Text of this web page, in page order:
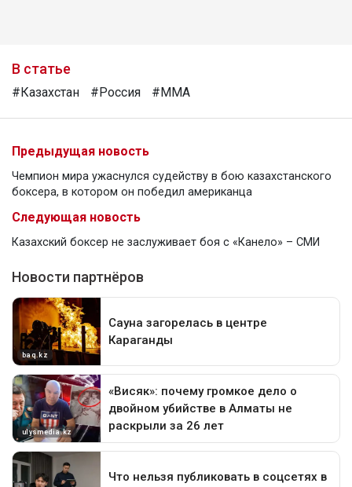
В статье
#Казахстан #Россия #ММА
Предыдущая новость
Чемпион мира ужаснулся судейству в бою казахстанского
боксера, в котором он победил американца
Следующая новость
Казахский боксер не заслуживает боя с «Канело» – СМИ